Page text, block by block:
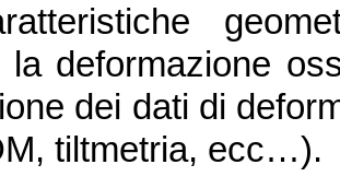
la deformazione
dei dati di
tiltmetria, ecc…).